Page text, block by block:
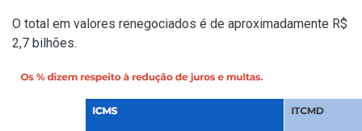
O total em valores renegociados é de aproximadamente R$
2,7 bilhões.